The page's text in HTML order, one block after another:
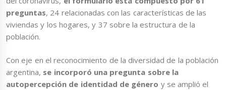
preguntas, 24 relacionadas con las características de las
viviendas y los hogares, y 37 sobre la estructura de la
población.
Con eje en el reconocimiento de la diversidad de la población
argentina, se incorporó una pregunta sobre la
autopercepción de identidad de género y se amplió el